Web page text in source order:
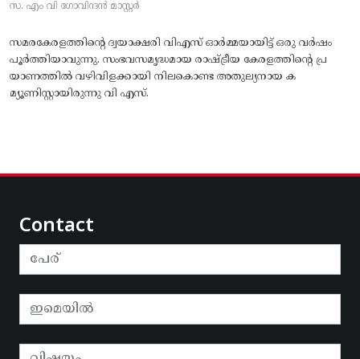
സ. എം വി ഗോവിന്ദൻ മാസ്റ്റർ
സമരകേരളത്തിൻ്റെ ദ്വയാക്ഷരി വിഎസ് ഓർമ്മയായിട്ട് ഒരു വർഷം
പൂർത്തിയാവുന്നു. സംഭവസമൃദ്ധമായ രാഷ്ട്രീയ കേരളത്തിന്റെ പ്ര
യാണത്തിൽ വഴിവിളക്കായി നിലകൊണ്ട അതുല്യനായ ക
മ്യൂണിസ്റ്റായിരുന്നു വി എസ്.
Contact